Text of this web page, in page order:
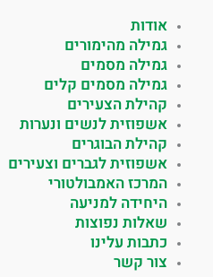
אודות
גמילה מהימורים
גמילה מסמים
גמילה מסמים קלים
קהילת הצעירים
אשפוזית לנשים ונערות
קהילת הבוגרים
אשפוזית לגברים וצעירים
המרכז האמבולטורי
היחידה למניעה
שאלות נפוצות
כתבות עלינו
צור קשר